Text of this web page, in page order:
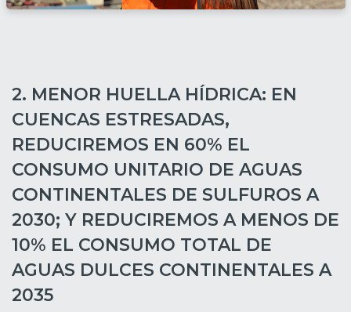
2. MENOR HUELLA HÍDRICA: EN
CUENCAS ESTRESADAS,
REDUCIREMOS EN 60% EL
CONSUMO UNITARIO DE AGUAS
CONTINENTALES DE SULFUROS A
2030; Y REDUCIREMOS A MENOS DE
10% EL CONSUMO TOTAL DE
AGUAS DULCES CONTINENTALES A
2035